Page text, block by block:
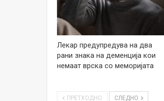
Лекар предупредува на два
рани знака на деменција кои
немаат врска со меморијата
ПРЕТХОДНО СЛЕДНО